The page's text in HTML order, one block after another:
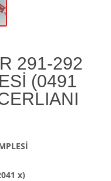
291-292
(0491
x)